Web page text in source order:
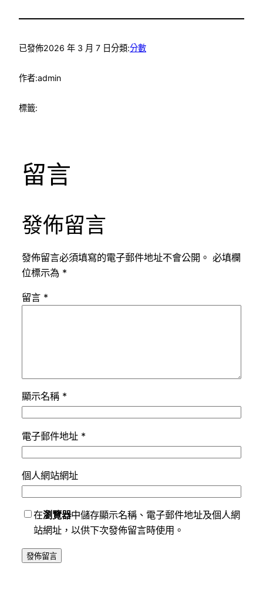
已發佈2026 年 3 月 7 日分類:分數
作者:admin
標籤:
留言
發佈留言
發佈留言必須填寫的電子郵件地址不會公開。 必填欄
位標示為 *
留言 *
顯示名稱 *
電子郵件地址 *
個人網站網址
在瀏覽器中儲存顯示名稱、電子郵件地址及個人網
站網址，以供下次發佈留言時使用。